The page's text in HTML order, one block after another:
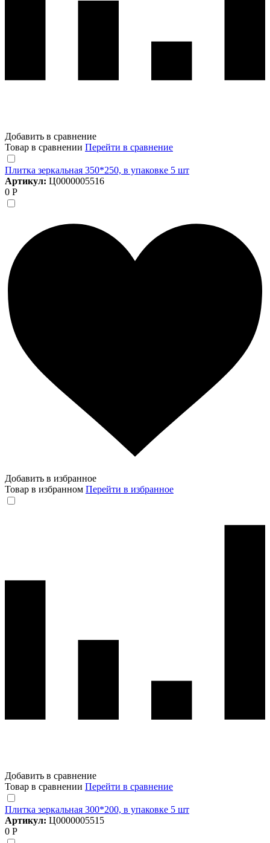
Добавить в сравнение
Товар в сравнении Перейти в сравнение
Плитка зеркальная 350*250, в упаковке 5 шт
Артикул: Ц0000005516
0 Р
Добавить в избранное
Товар в избранном Перейти в избранное
Добавить в сравнение
Товар в сравнении Перейти в сравнение
Плитка зеркальная 300*200, в упаковке 5 шт
Артикул: Ц0000005515
0 Р